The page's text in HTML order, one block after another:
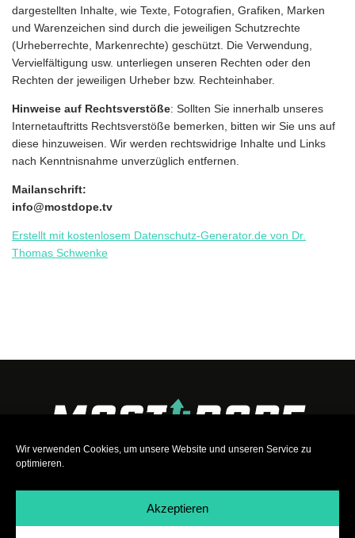
Wir verwenden Cookies, um unsere Website und unseren Service zu
optimieren.
Akzeptieren
dargestellten Inhalte, wie Texte, Fotografien, Grafiken, Marken
und Warenzeichen sind durch die jeweiligen Schutzrechte
(Urheberrechte, Markenrechte) geschützt. Die Verwendung,
Vervielfältigung usw. unterliegen unseren Rechten oder den
Rechten der jeweiligen Urheber bzw. Rechteinhaber.
Hinweise auf Rechtsverstöße: Sollten Sie innerhalb unseres
Internetauftritts Rechtsverstöße bemerken, bitten wir Sie uns auf
diese hinzuweisen. Wir werden rechtswidrige Inhalte und Links
nach Kenntnisnahme unverzüglich entfernen.
Mailanschrift:
info@mostdope.tv
Erstellt mit kostenlosem Datenschutz-Generator.de von Dr.
Thomas Schwenke